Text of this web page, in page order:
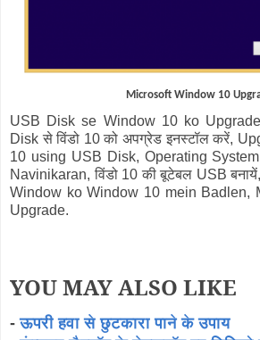
Microsoft Window 10
USB Disk se Window 10 ko
Disk से विंडो 10 को अपग्रेड इनस्टॉल करें,
10 using USB Disk, Operating
Navinikaran, विंडो 10 की बूटेबल USB
Window ko Window 10 mein Badlen,
Upgrade.
YOU MAY ALSO LIKE
-ऊपरी हवा से छुटकारा पाने के उपाय